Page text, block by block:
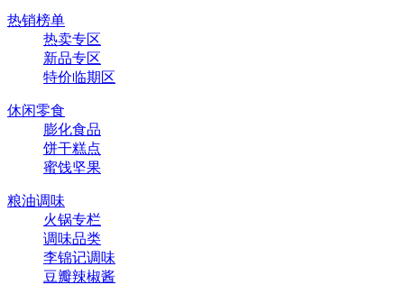
热销榜单
热卖专区
新品专区
特价临期区
休闲零食
膨化食品
饼干糕点
蜜饯坚果
粮油调味
火锅专栏
调味品类
李锦记调味
豆瓣辣椒酱